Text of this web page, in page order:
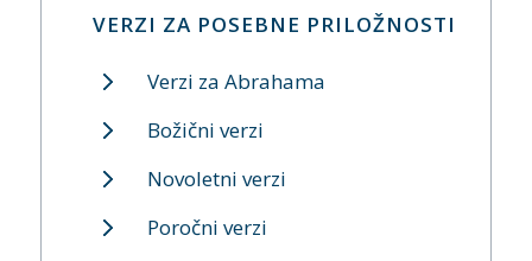
VERZI ZA POSEBNE PRILOŽNOSTI
Verzi za Abrahama
Božični verzi
Novoletni verzi
Poročni verzi